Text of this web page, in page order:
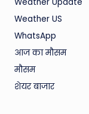
Weather US
WhatsApp
आज का मौसम
मौसम
शेयर बाजार